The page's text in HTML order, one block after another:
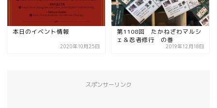
本日のイベント情報
2020年10月25日
第1108回 たかねざわマルシ
ェ＆忍者修行 の巻
2019年12月18日
スポンサーリンク